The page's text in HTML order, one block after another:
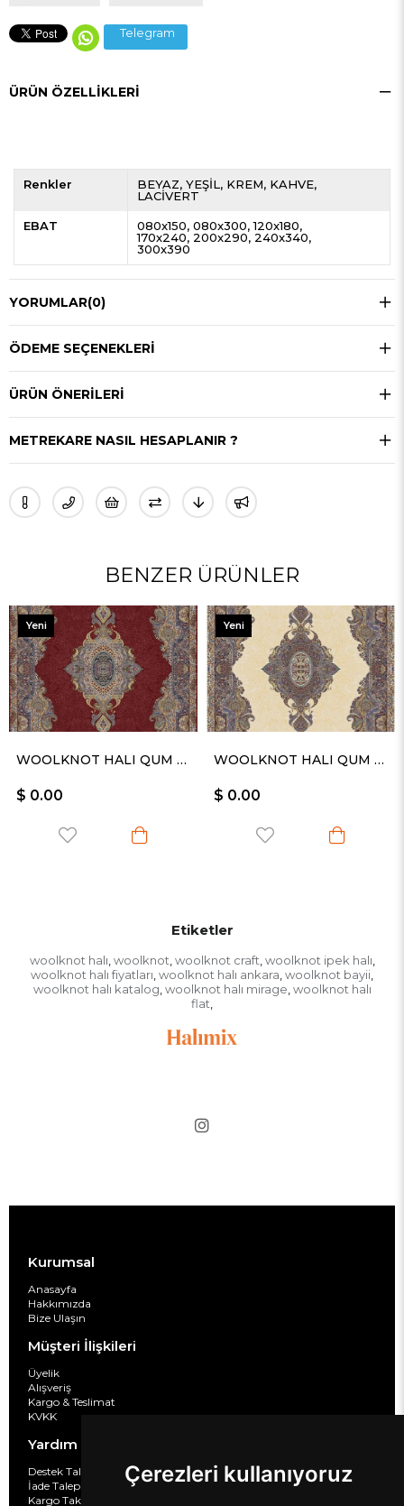
Çerezleri kullanıyoruz
Telegram
ÜRÜN ÖZELLIKLERI
Renkler BEYAZ YEŞİL KREM KAHVE
LACİVERT
EBAT 080x150 080x300 120x180
170x240 200x290 240x340
300x390
YORUMLAR(0)
ÖDEME SEÇENEKLERI
ÜRÜN ÖNERILERI
METREKARE NASIL HESAPLANIR ?
BENZER ÜRÜNLER
WOOLKNOT HALI QUM 2020 MAVİ BORDO WOOLKNOT HALI QUM 2021 KREM
$ 0.00
Yeni
Ürün
Etiketler
woolknot halı, woolknot, woolknot craft, woolknot ipek halı,
woolknot halı fiyatları, woolknot halı ankara, woolknot bayii,
woolknot halı katalog, woolknot halı mirage, woolknot halı
flat,
Kurumsal
Anasayfa
Hakkımızda
Bize Ulaşın
Müşteri İlişkileri
Üyelik
Alışveriş
Kargo & Teslimat
KVKK
Yardım
Destek Taleplerim
İade Taleplarim
Kargo Takibi